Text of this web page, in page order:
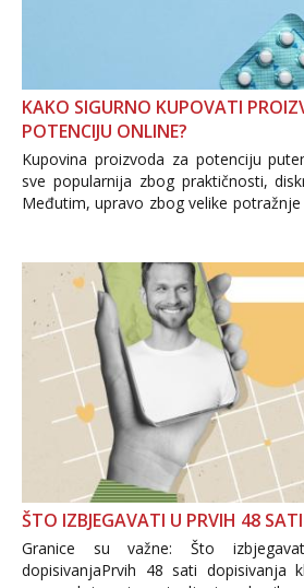
KAKO SIGURNO KUPOVATI
POTENCIJU ONLINE?
Kupovina proizvoda za potenciju
sve popularnija zbog praktičnosti,
Međutim, upravo zbog velike
i brojni krivotvoreni proizvodi,
ŠTO IZBJEGAVATI U PRVIH 48
Granice su važne: Što
dopisivanjaPrvih 48 sati dopisivanja